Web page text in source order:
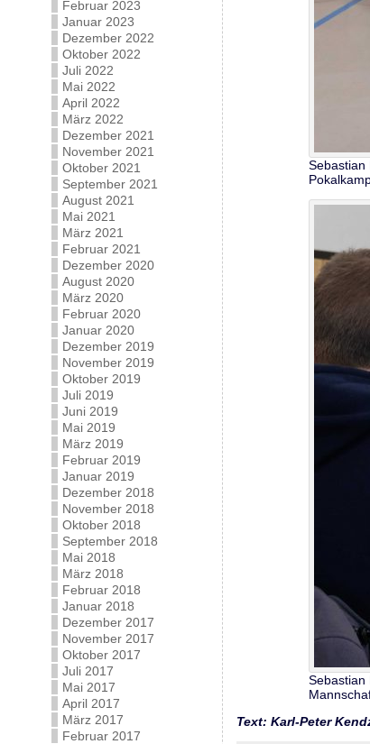
Februar 2023
Januar 2023
Dezember 2022
Oktober 2022
Juli 2022
Mai 2022
April 2022
März 2022
Dezember 2021
November 2021
Oktober 2021
September 2021
August 2021
Mai 2021
März 2021
Februar 2021
Dezember 2020
August 2020
März 2020
Februar 2020
Januar 2020
Dezember 2019
November 2019
Oktober 2019
Juli 2019
Juni 2019
Mai 2019
März 2019
Februar 2019
Januar 2019
Dezember 2018
November 2018
Oktober 2018
September 2018
Mai 2018
März 2018
Februar 2018
Januar 2018
Dezember 2017
November 2017
Oktober 2017
Juli 2017
Mai 2017
April 2017
März 2017
Februar 2017
Sebastian
Sebastian
Text: Karl-Peter